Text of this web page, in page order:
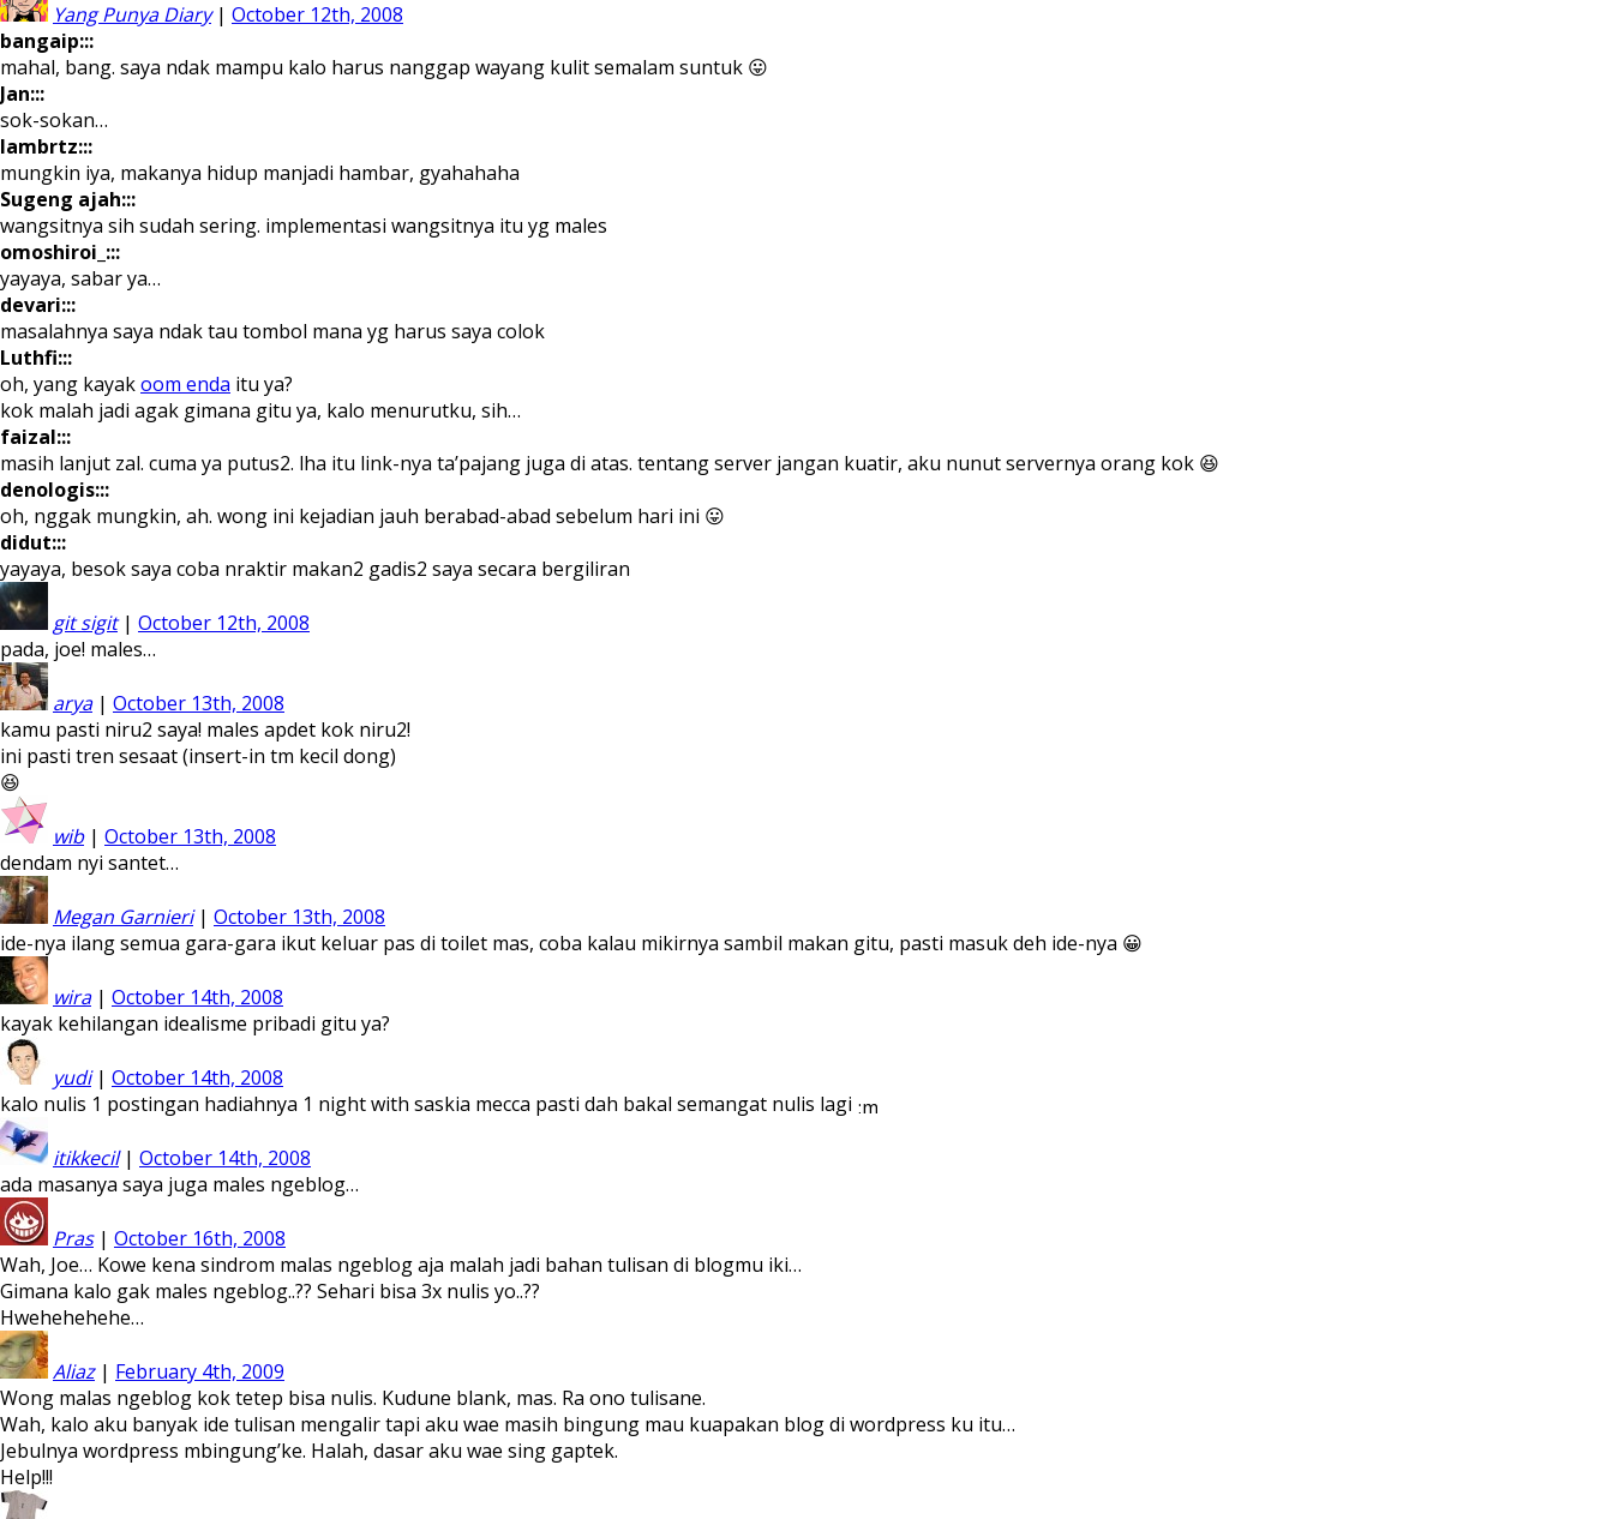
Yang Punya Diary| October 12th, 2008
bangaip:::
mahal, bang. saya ndak mampu kalo harus nanggap wayang kulit semalam suntuk 😛
Jan:::
sok-sokan…
lambrtz:::
mungkin iya, makanya hidup manjadi hambar, gyahahaha
Sugeng ajah:::
wangsitnya sih sudah sering. implementasi wangsitnya itu yg males
omoshiroi_:::
yayaya, sabar ya…
devari:::
masalahnya saya ndak tau tombol mana yg harus saya colok
Luthfi:::
oh, yang kayakoom enda itu ya?
kok malah jadi agak gimana gitu ya, kalo menurutku, sih…
faizal:::
masih lanjut zal. cuma ya putus2. lha itu link-nya ta’pajang juga di atas. tentang server jangan kuatir, aku nunut servernya orang kok 😆
denologis:::
oh, nggak mungkin, ah. wong ini kejadian jauh berabad-abad sebelum hari ini 😛
didut:::
yayaya, besok saya coba nraktir makan2 gadis2 saya secara bergiliran
git sigit| October 12th, 2008
pada, joe! males…
arya| October 13th, 2008
kamu pasti niru2 saya! males apdet kok niru2!
ini pasti tren sesaat (insert-in tm kecil dong)
😆
wib| October 13th, 2008
dendam nyi santet…
Megan Garnieri| October 13th, 2008
ide-nya ilang semua gara-gara ikut keluar pas di toilet mas, coba kalau mikirnya sambil makan gitu, pasti masuk deh ide-nya 😀
wira| October 14th, 2008
kayak kehilangan idealisme pribadi gitu ya?
yudi| October 14th, 2008
kalo nulis 1 postingan hadiahnya 1 night with saskia mecca pasti dah bakal semangat nulis lagi
itikkecil| October 14th, 2008
ada masanya saya juga males ngeblog…
Pras| October 16th, 2008
Wah, Joe… Kowe kena sindrom malas ngeblog aja malah jadi bahan tulisan di blogmu iki…
Gimana kalo gak males ngeblog..?? Sehari bisa 3x nulis yo..??
Hwehehehehe…
Aliaz| February 4th, 2009
Wong malas ngeblog kok tetep bisa nulis. Kudune blank, mas. Ra ono tulisane.
Wah, kalo aku banyak ide tulisan mengalir tapi aku wae masih bingung mau kuapakan blog di wordpress ku itu…
Jebulnya wordpress mbingung’ke. Halah, dasar aku wae sing gaptek.
Help!!!